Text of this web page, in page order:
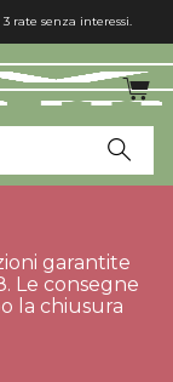
rate senza interessi.
garantite
Le consegne
la chiusura